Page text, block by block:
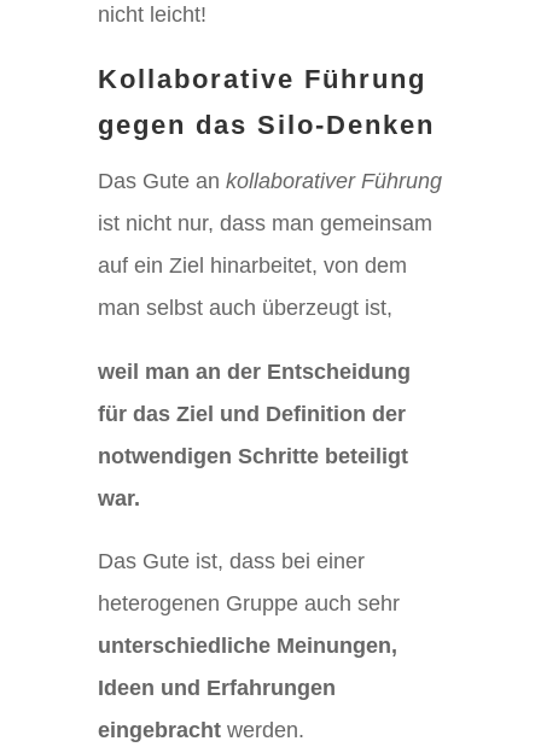
nicht leicht!
Kollaborative Führung
gegen das Silo-Denken
Das Gute an kollaborativer Führung
ist nicht nur, dass man gemeinsam
auf ein Ziel hinarbeitet, von dem
man selbst auch überzeugt ist,
weil man an der Entscheidung
für das Ziel und Definition der
notwendigen Schritte beteiligt
war.
Das Gute ist, dass bei einer
heterogenen Gruppe auch sehr
unterschiedliche Meinungen,
Ideen und Erfahrungen
eingebrachtwerden.